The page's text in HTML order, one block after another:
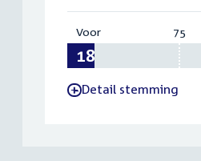
Voor:
75
-Detail stemming